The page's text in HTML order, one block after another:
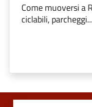
Come muoversi a
ciclabili, parcheggi...